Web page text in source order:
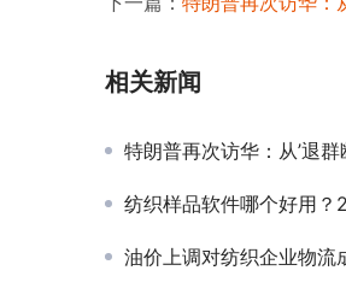
相关新闻
特朗普再次访华：从’退群断链’到’
纺织样品软件哪个好用？2026
油价上调对纺织企业物流